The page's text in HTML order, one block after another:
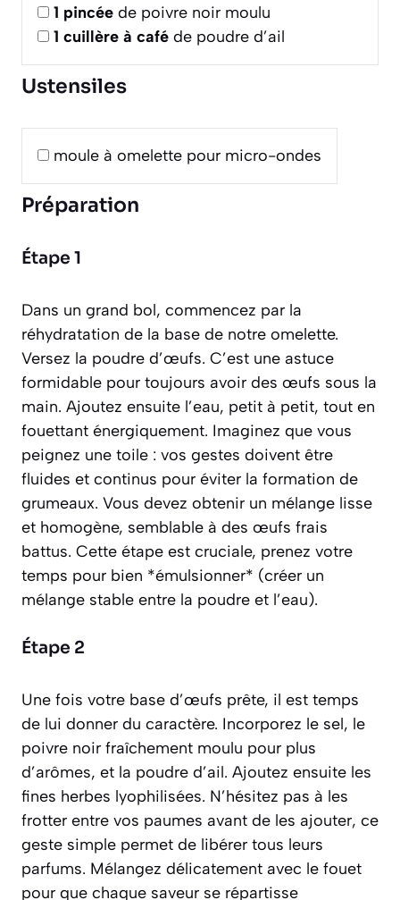
1 pincée de poivre noir moulu
1 cuillère à café de poudre d’ail
Ustensiles
moule à omelette pour micro-ondes
Préparation
Étape 1
Dans un grand bol, commencez par la
réhydratation de la base de notre omelette.
Versez la poudre d’œufs. C’est une astuce
formidable pour toujours avoir des œufs sous la
main. Ajoutez ensuite l’eau, petit à petit, tout en
fouettant énergiquement. Imaginez que vous
peignez une toile : vos gestes doivent être
fluides et continus pour éviter la formation de
grumeaux. Vous devez obtenir un mélange lisse
et homogène, semblable à des œufs frais
battus. Cette étape est cruciale, prenez votre
temps pour bien *émulsionner* (créer un
mélange stable entre la poudre et l’eau).
Étape 2
Une fois votre base d’œufs prête, il est temps
de lui donner du caractère. Incorporez le sel, le
poivre noir fraîchement moulu pour plus
d’arômes, et la poudre d’ail. Ajoutez ensuite les
fines herbes lyophilisées. N’hésitez pas à les
frotter entre vos paumes avant de les ajouter, ce
geste simple permet de libérer tous leurs
parfums. Mélangez délicatement avec le fouet
pour que chaque saveur se répartisse